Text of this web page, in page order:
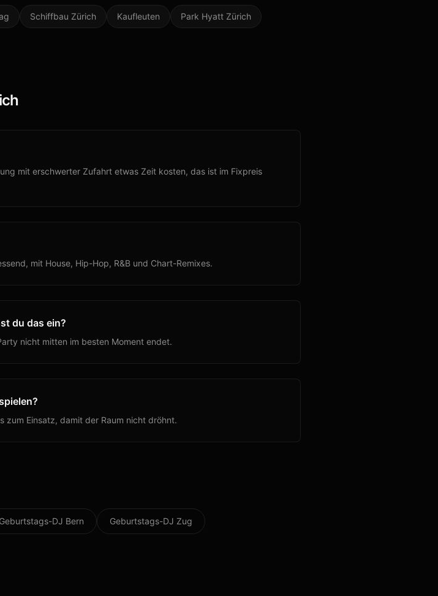
Schiffbau Zürich Kaufleuten Park Hyatt Zürich
mit erschwerter Zufahrt etwas Zeit kosten, das ist im Fixpreis
mit House, Hip-Hop, R&B und Chart-Remixes.
du das ein?
nicht mitten im besten Moment endet.
zum Einsatz, damit der Raum nicht dröhnt.
Geburtstags-DJ Bern Geburtstags-DJ Zug